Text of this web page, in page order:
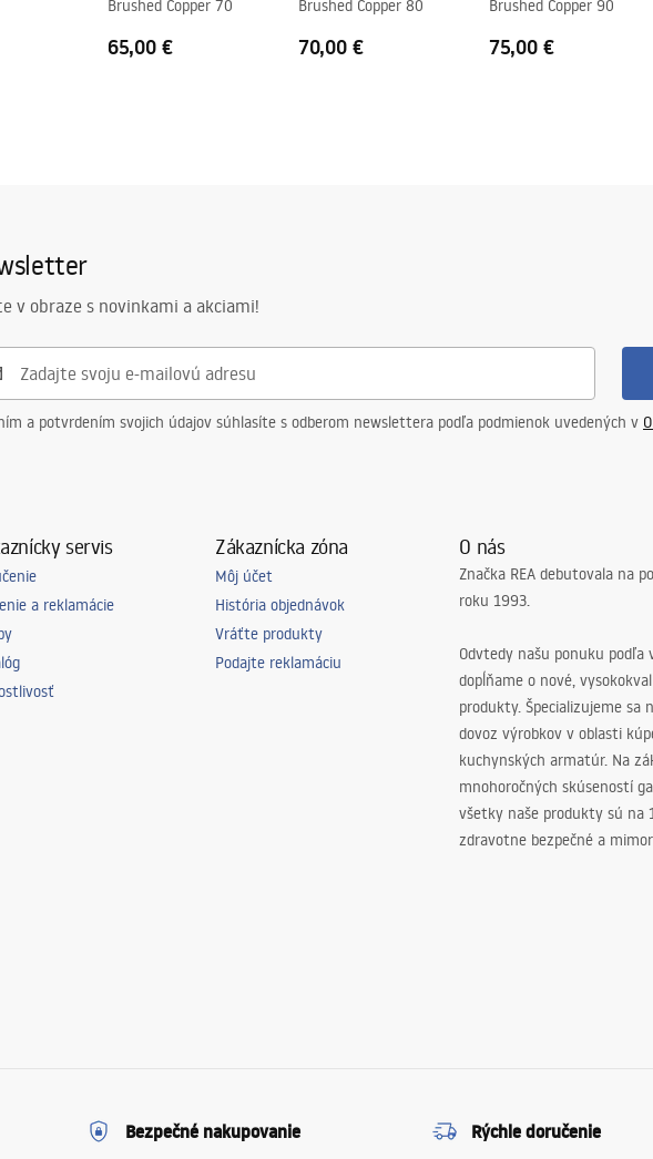
Brushed Copper 70
65,00 €
Brushed Copper 80
70,00 €
Brushed Copper 90
75,00 €
v obraze s novinkami a akciami!
a potvrdením svojich údajov súhlasíte s odberom newslettera podľa podmienok uvedených v
servis
a reklamácie
Zákaznícka zóna
Môj účet
História objednávok
Vráťte produkty
Podajte reklamáciu
O nás
Značka REA debutovala na
roku 1993.
Odvtedy našu ponuku podľa
dopĺňame o nové,
produkty. Špecializujeme sa
dovoz výrobkov v oblasti
kuchynských armatúr. Na
mnohoročných skúseností
všetky naše produkty sú na
zdravotne bezpečné a
Bezpečné nakupovanie Rýchle doručenie